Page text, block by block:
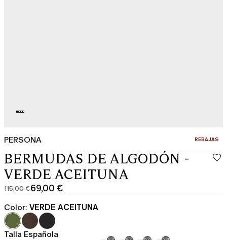
PERSONA CATEGORÍA:
REBAJAS
BERMUDAS DE ALGODÓN -
VERDE ACEITUNA
115,00 €
Precio
original
115,00
€
69,00 €
Precio
actual
69,00
€
Color: VERDE ACEITUNA
Talla Española